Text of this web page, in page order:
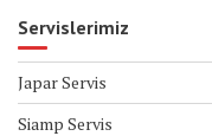
Servislerimiz
Japar Servis
Siamp Servis